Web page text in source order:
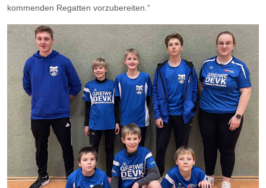
kommenden Regatten vorzubereiten.“